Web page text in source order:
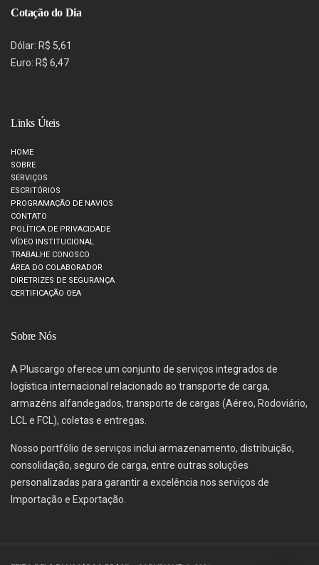
Cotação do Dia
Dólar: R$ 5,61
Euro: R$ 6,47
Links Úteis
HOME
SOBRE
SERVIÇOS
ESCRITÓRIOS
PROGRAMAÇÃO DE NAVIOS
CONTATO
POLÍTICA DE PRIVACIDADE
VÍDEO INSTITUCIONAL
TRABALHE CONOSCO
ÁREA DO COLABORADOR
DIRETRIZES DE SEGURANÇA
CERTIFICAÇÃO OEA
Sobre Nós
A Pluscargo oferece um conjunto de serviços integrados de
logística internacional relacionado ao transporte de carga,
armazéns alfandegados, transporte de cargas (Aéreo, Rodoviário,
LCL e FCL), coletas e entregas.
Nosso portfólio de serviços inclui armazenamento, distribuição,
consolidação, seguro de carga, entre outras soluções
personalizadas para garantir a excelência nos serviços de
Importação e Exportação.